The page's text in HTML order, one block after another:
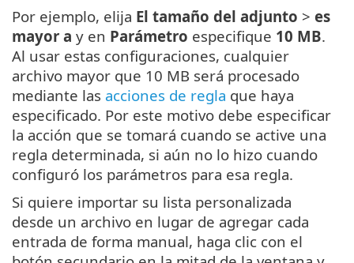
Por ejemplo, elija El tamaño del adjunto > es
mayor a y en Parámetro especifique 10 MB.
Al usar estas configuraciones, cualquier
archivo mayor que 10 MB será procesado
mediante las acciones de regla que haya
especificado. Por este motivo debe especificar
la acción que se tomará cuando se active una
regla determinada, si aún no lo hizo cuando
configuró los parámetros para esa regla.
Si quiere importar su lista personalizada
desde un archivo en lugar de agregar cada
entrada de forma manual, haga clic con el